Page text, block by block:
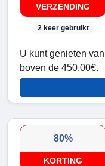
VERZENDING
2 keer gebruikt
U kunt genieten
boven de 450.00€.
80%
KORTING